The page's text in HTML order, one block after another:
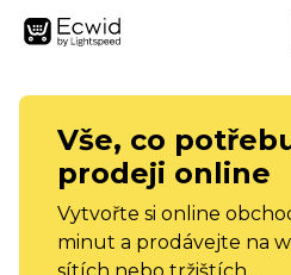
Vše, co
prodeji online
Vytvořte si online
minut a prodávejte na